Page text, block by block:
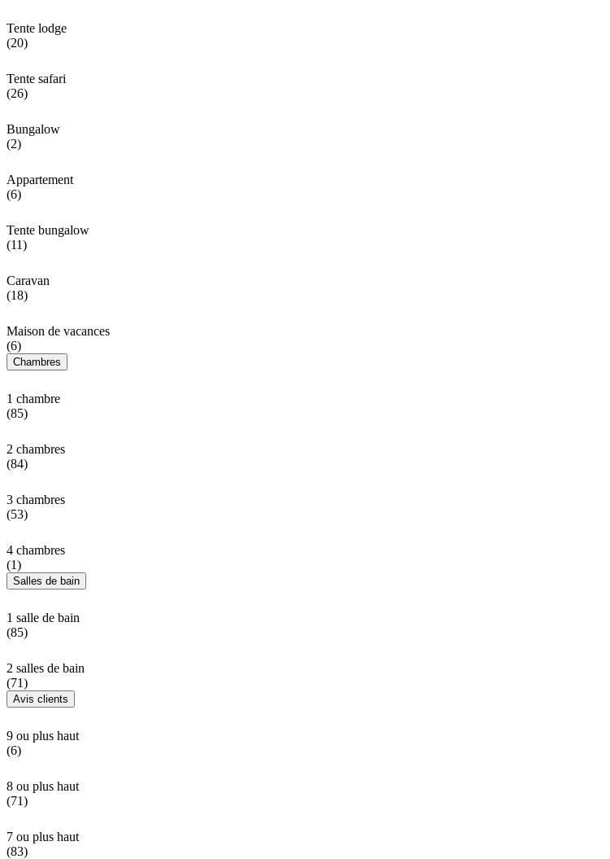
Tente lodge
(20)
Tente safari
(26)
Bungalow
(2)
Appartement
(6)
Tente bungalow
(11)
Caravan
(18)
Maison de vacances
(6)
Chambres
1 chambre
(85)
2 chambres
(84)
3 chambres
(53)
4 chambres
(1)
Salles de bain
1 salle de bain
(85)
2 salles de bain
(71)
Avis clients
9 ou plus haut
(6)
8 ou plus haut
(71)
7 ou plus haut
(83)